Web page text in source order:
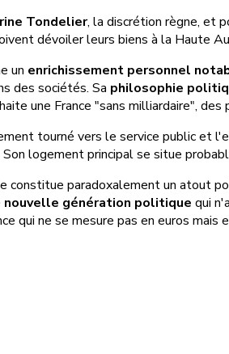
Tondelier, la discrétion règne, et
dévoiler leurs biens à la Haute
un enrichissement personnel
des sociétés. Sa philosophie
une France "sans milliardaire",
tourné vers le service public et
logement principal se situe
constitue paradoxalement un atout
nouvelle génération politique qui
qui ne se mesure pas en euros mais